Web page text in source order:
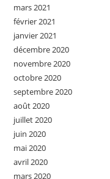
mars 2021
février 2021
janvier 2021
décembre 2020
novembre 2020
octobre 2020
septembre 2020
août 2020
juillet 2020
juin 2020
mai 2020
avril 2020
mars 2020